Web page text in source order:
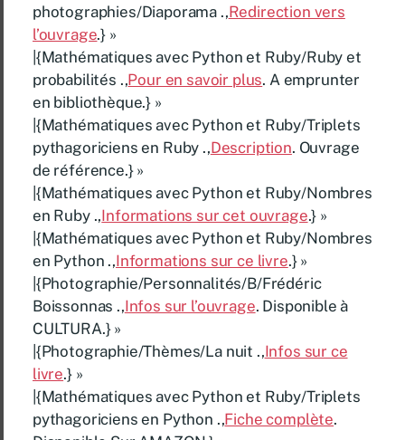
photographies/Diaporama .,Redirection vers
l’ouvrage.} »
|{Mathématiques avec Python et Ruby/Ruby et
probabilités .,Pour en savoir plus. A emprunter
en bibliothèque.} »
|{Mathématiques avec Python et Ruby/Triplets
pythagoriciens en Ruby .,Description. Ouvrage
de référence.} »
|{Mathématiques avec Python et Ruby/Nombres
en Ruby .,Informations sur cet ouvrage.} »
|{Mathématiques avec Python et Ruby/Nombres
en Python .,Informations sur ce livre.} »
|{Photographie/Personnalités/B/Frédéric
Boissonnas .,Infos sur l’ouvrage. Disponible à
CULTURA.} »
|{Photographie/Thèmes/La nuit .,Infos sur ce
livre.} »
|{Mathématiques avec Python et Ruby/Triplets
pythagoriciens en Python .,Fiche complète.